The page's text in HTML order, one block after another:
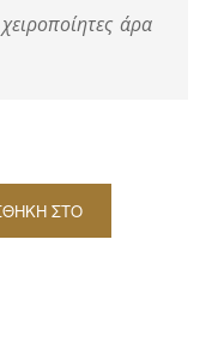
άρα
ΣΤΟ